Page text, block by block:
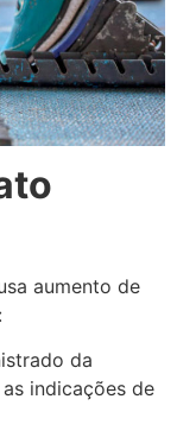
aumento de
da
indicações de